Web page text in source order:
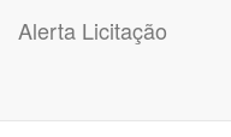
Alerta Licitação